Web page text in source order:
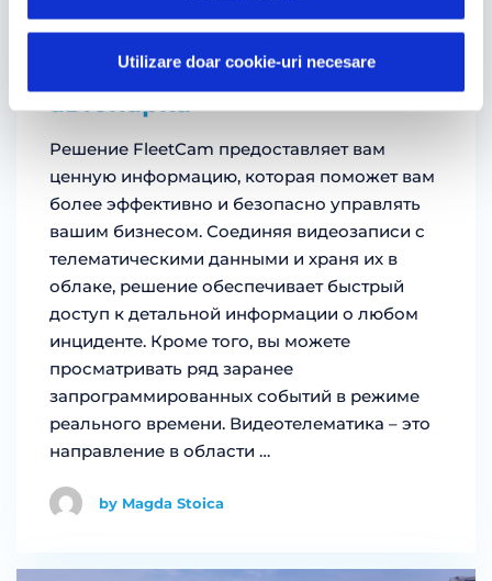
Utilizare doar cookie-uri necesare
16.03.2023
FleetCam, полный обзор
автопарка
Решение FleetCam предоставляет вам
ценную информацию, которая поможет вам
более эффективно и безопасно управлять
вашим бизнесом. Соединяя видеозаписи с
телематическими данными и храня их в
облаке, решение обеспечивает быстрый
доступ к детальной информации о любом
инциденте. Кроме того, вы можете
просматривать ряд заранее
запрограммированных событий в режиме
реального времени. Видеотелематика – это
направление в области …
by Magda Stoica